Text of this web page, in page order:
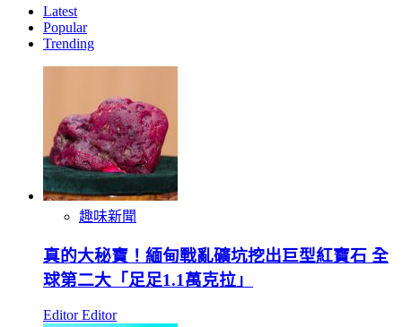
Latest
Popular
Trending
趣味新聞
真的大秘寶！緬甸戰亂礦坑挖出巨型紅寶石 全
球第二大「足足1.1萬克拉」
Editor Editor